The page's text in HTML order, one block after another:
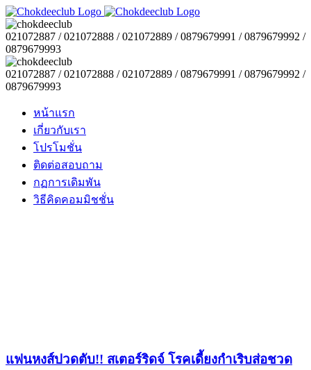
021072887 / 021072888 / 021072889 / 0879679991 / 0879679992 /
0879679993
021072887 / 021072888 / 021072889 / 0879679991 / 0879679992 /
0879679993
หน้าแรก
เกี่ยวกับเรา
โปรโมชั่น
ติดต่อสอบถาม
กฏการเดิมพัน
วิธีคิดคอมมิชชั่น
แฟนหงส์ปวดตับ!! สเตอร์ริดจ์ โรคเดี้ยงกำเริบส่อชวด